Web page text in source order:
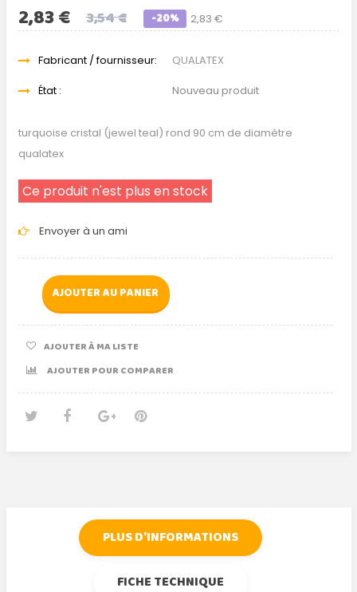
2,83 €
2,83 € 3,54 € -20%
Fabricant / fournisseur:
QUALATEX
État :
Nouveau produit
turquoise cristal (jewel teal) rond 90 cm de diamètre
qualatex
Ce produit n'est plus en stock
Envoyer à un ami
AJOUTER AU PANIER
AJOUTER À MA LISTE
AJOUTER POUR COMPARER
PLUS D'INFORMATIONS
FICHE TECHNIQUE